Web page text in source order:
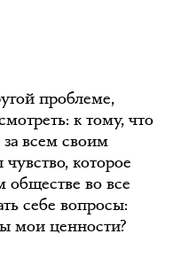
проблеме,
к тому, что
всем своим
которое
во все
себе вопросы:
мои ценности?